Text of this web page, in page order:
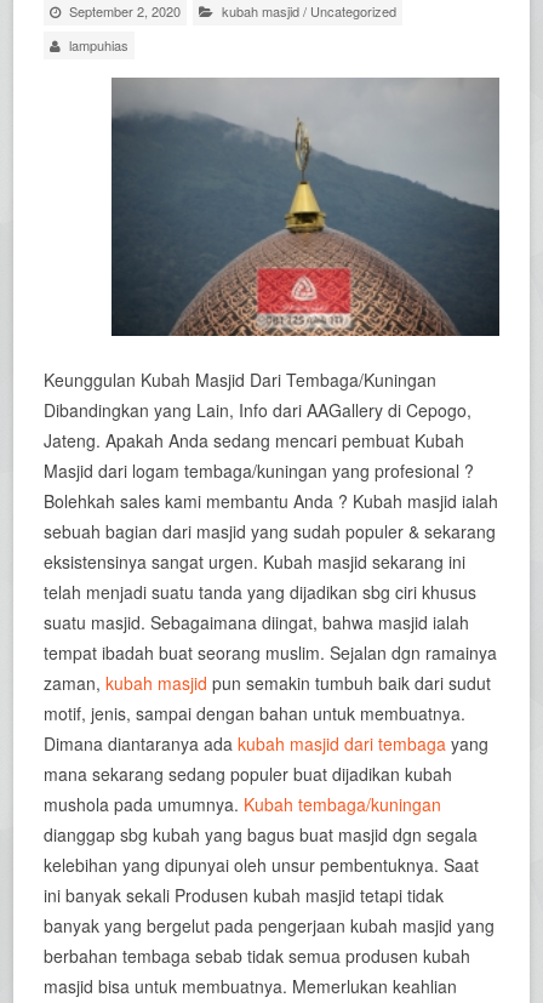
September 2, 2020 kubah masjid/ Uncategorized
lampuhias
Keunggulan Kubah Masjid Dari Tembaga/Kuningan
Dibandingkan yang Lain, Info dari AAGallery di Cepogo,
Jateng. Apakah Anda sedang mencari pembuat Kubah
Masjid dari logam tembaga/kuningan yang profesional ?
Bolehkah sales kami membantu Anda ? Kubah masjid ialah
sebuah bagian dari masjid yang sudah populer & sekarang
eksistensinya sangat urgen. Kubah masjid sekarang ini
telah menjadi suatu tanda yang dijadikan sbg ciri khusus
suatu masjid. Sebagaimana diingat, bahwa masjid ialah
tempat ibadah buat seorang muslim. Sejalan dgn ramainya
zaman,kubah masjid pun semakin tumbuh baik dari sudut
motif, jenis, sampai dengan bahan untuk membuatnya.
Dimana diantaranya adakubah masjid dari tembaga yang
mana sekarang sedang populer buat dijadikan kubah
mushola pada umumnya. Kubah tembaga/kuningan
dianggap sbg kubah yang bagus buat masjid dgn segala
kelebihan yang dipunyai oleh unsur pembentuknya. Saat
ini banyak sekali Produsen kubah masjid tetapi tidak
banyak yang bergelut pada pengerjaan kubah masjid yang
berbahan tembaga sebab tidak semua produsen kubah
masjid bisa untuk membuatnya. Memerlukan keahlian